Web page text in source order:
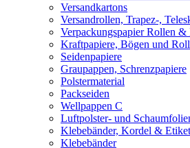
Versandkartons
Versandrollen, Trapez-,
Verpackungspapier Rollen
Kraftpapiere, Bögen und
Seidenpapiere
Graupappen, Schrenzpapiere
Polstermaterial
Packseiden
Wellpappen C
Luftpolster- und
Klebebänder, Kordel &
Klebebänder